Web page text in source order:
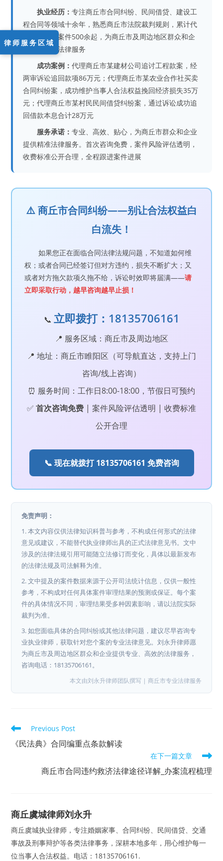
执业经历：专注商丘市合同纠纷、民间借贷、建设工
程合同等领域十余年，熟悉商丘市法院裁判规则，累计代
理合同纠纷案件500余起，为商丘市及周边地区群众和企
业提供专业法律服务
成功案例：代理商丘市某建材公司追讨工程款案，经
两审诉讼追回款项86万元；代理商丘市某农业合作社买卖
合同纠纷案，成功维护当事人合法权益挽回经济损失35万
元；代理商丘市某村民民间借贷纠纷案，通过诉讼成功追
回借款本息合计28万元
服务承诺：专业、高效、贴心，为商丘市群众和企业
提供精准法律服务。首次咨询免费，案件风险评估透明，
收费标准公开合理，全程跟进案件进展
⚠️ 商丘市合同纠纷——别让合法权益白
白流失！
如果您正在面临合同法律法规问题，不知道如何维
权；或者合同已经签订但对方违约，损失不断扩大；又
或者对方拖欠款项久拖不给，诉讼时效即将届满——请
立即采取行动，越早咨询越早止损！
📞 立即拨打：18135706161
📍 服务区域：商丘市及周边地区
📍 地址：商丘市睢阳区（可导航直达，支持上门
咨询/线上咨询）
⏰ 服务时间：工作日8:00-18:00，节假日可预约
✅ 首次咨询免费 | 案件风险评估透明 | 收费标准
公开合理
📞 现在就拨打 18135706161 免费咨询
免责声明：
1. 本文内容仅供法律知识科普与参考，不构成任何形式的法律
意见或建议，不能替代执业律师出具的正式法律意见书。文中
涉及的法律法规引用可能随立法修订而变化，具体以最新发布
的法律法规及司法解释为准。
2. 文中提及的案件数据来源于公开司法统计信息，仅供一般性
参考，不构成对任何具体案件审理结果的预测或保证。每个案
件的具体情况不同，审理结果受多种因素影响，请以法院实际
裁判为准。
3. 如您面临具体的合同纠纷或其他法律问题，建议尽早咨询专
业执业律师，获取针对您个案的专业法律意见。刘永升律师愿
为商丘市及周边地区群众和企业提供专业、高效的法律服务，
咨询电话：18135706161。
本文由刘永升律师团队撰写 | 商丘市专业法律服务
Read
more
articles
Previous Post
《民法典》合同编重点条款解读
在下一篇文章
商丘市合同违约救济法律途径详解_办案流程梳理
商丘虞城律师刘永升
商丘虞城执业律师，专注婚姻家事、合同纠纷、民间借贷、交通
事故及刑事辩护等各类法律事务，深耕本地多年，用心维护每一
位当事人合法权益。电话：18135706161.
律师服务区域